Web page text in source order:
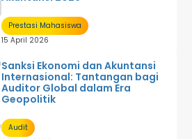
Prestasi Mahasiswa
15 April 2026
Sanksi Ekonomi dan Akuntansi
Internasional: Tantangan bagi
Auditor Global dalam Era
Geopolitik
Audit